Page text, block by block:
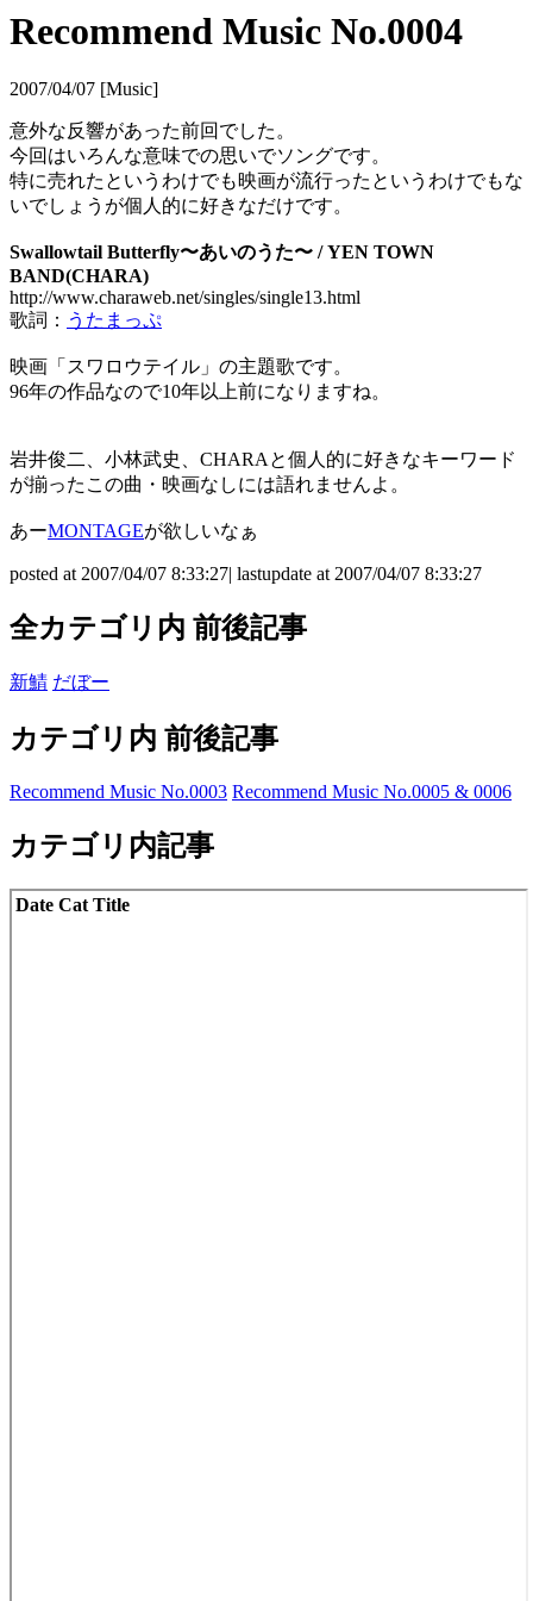
Recommend Music No.0004
2007/04/07 [Music]
意外な反響があった前回でした。
今回はいろんな意味での思いでソングです。
特に売れたというわけでも映画が流行ったというわけでもな
いでしょうが個人的に好きなだけです。
Swallowtail Butterfly〜あいのうた〜 / YEN TOWN
BAND(CHARA)
http://www.charaweb.net/singles/single13.html
歌詞： うたまっぷ
映画「スワロウテイル」の主題歌です。
96年の作品なので10年以上前になりますね。
岩井俊二、小林武史、CHARAと個人的に好きなキーワード
が揃ったこの曲・映画なしには語れませんよ。
あーMONTAGEが欲しいなぁ
posted at 2007/04/07 8:33:27| lastupdate at 2007/04/07 8:33:27
全カテゴリ内 前後記事
新鯖 だぼー
カテゴリ内 前後記事
Recommend Music No.0003 Recommend Music No.0005 & 0006
カテゴリ内記事